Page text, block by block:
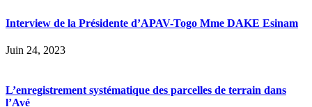
Interview de la Présidente d’APAV-Togo Mme DAKE Esinam
Juin 24, 2023
L’enregistrement systématique des parcelles de terrain dans
l’Avé